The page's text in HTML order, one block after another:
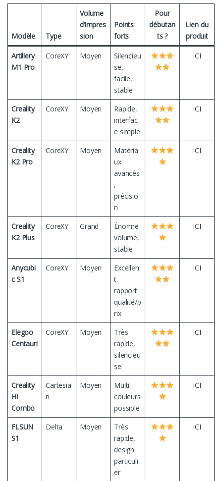
Modèle Type
Volume
d’impres
sion
Points
forts
Pour
débutan
ts ?
Lien du
produit
Artillery
M1 Pro
CoreXY Moyen
Silencieu
se,
facile,
stable
ICI
Creality
K2
CoreXY Moyen
Rapide,
interfac
e simple
ICI
Creality
K2 Pro
CoreXY Moyen
Matéria
ux
avancés
,
précisio
n
ICI
Creality
K2 Plus
CoreXY Grand
Énorme
volume,
stable
ICI
Anycubi
c S1
CoreXY Moyen
Excellen
t
rapport
qualité/p
rix
ICI
Elegoo
Centauri
CoreXY Moyen
Très
rapide,
silencieu
se
ICI
Creality
HI
Combo
Cartesia
n
Moyen
Multi-
couleurs
possible
ICI
FLSUN
S1
Delta Moyen
Très
rapide,
design
particuli
er
ICI